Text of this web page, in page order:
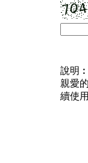
說明︰
親愛
續使